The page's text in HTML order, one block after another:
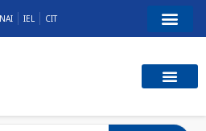
IEL CIT